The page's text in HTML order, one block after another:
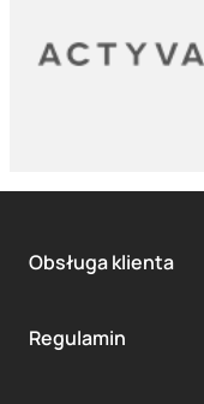
Obsługa klienta
Regulamin